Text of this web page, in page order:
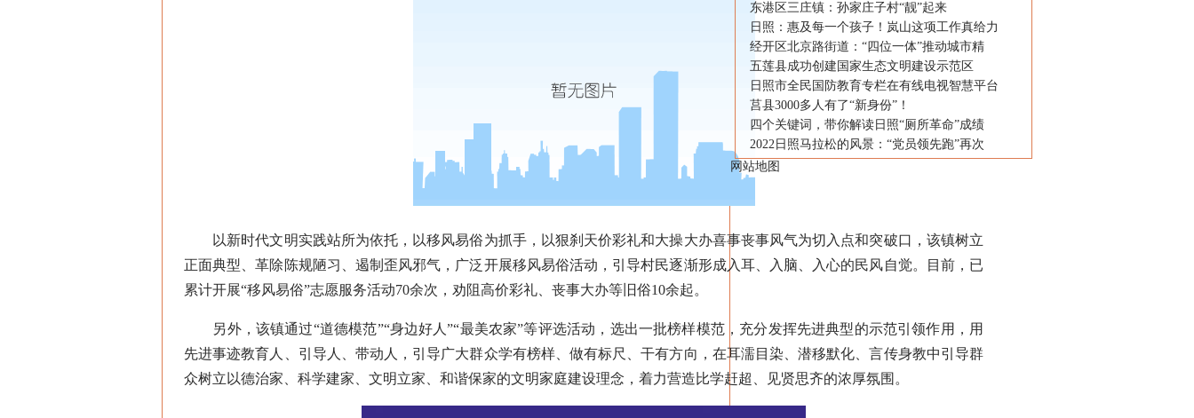
以新时代文明实践站所为依托，以移风易俗为抓手，以狠刹天价彩礼和大操大办喜事丧事风气为切入点和突破口，该镇树立
正面典型、革除陈规陋习、遏制歪风邪气，广泛开展移风易俗活动，引导村民逐渐形成入耳、入脑、入心的民风自觉。目前，已
累计开展“移风易俗”志愿服务活动70余次，劝阻高价彩礼、丧事大办等旧俗10余起。
另外，该镇通过“道德模范”“身边好人”“最美农家”等评选活动，选出一批榜样模范，充分发挥先进典型的示范引领作用，用
先进事迹教育人、引导人、带动人，引导广大群众学有榜样、做有标尺、干有方向，在耳濡目染、潜移默化、言传身教中引导群
众树立以德治家、科学建家、文明立家、和谐保家的文明家庭建设理念，着力营造比学赶超、见贤思齐的浓厚氛围。
东港区三庄镇：孙家庄子村“靓”起来
日照：惠及每一个孩子！岚山这项工作真给力
经开区北京路街道：“四位一体”推动城市精
五莲县成功创建国家生态文明建设示范区
日照市全民国防教育专栏在有线电视智慧平台
莒县3000多人有了“新身份”！
四个关键词，带你解读日照“厕所革命”成绩
2022日照马拉松的风景：“党员领先跑”再次
网站地图